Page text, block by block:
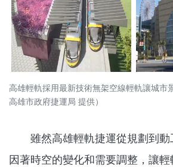
高雄輕軌採用最新技術無架空線輕軌讓城市
高雄市政府捷運局 提供）
雖然高雄輕軌捷運從規劃到動
因著時空的變化和需要調整，讓